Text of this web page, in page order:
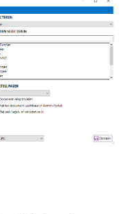
e-mail